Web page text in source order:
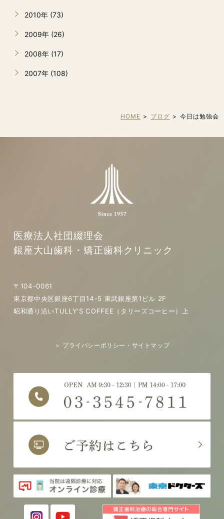
2010年 (73)
2009年 (26)
2008年 (17)
2007年 (108)
HOME ブログ 今日は勉強会
医療法人社団綴理会
銀座大山歯科・矯正歯科クリニック
〒104-0061
東京都中央区銀座6丁目14-5 東武銀座第1ビル 2F
昭和通り沿いTULLY'S COFFEE（タリーズコーヒー）上
＞ プライバシーポリシー・サイトマップ